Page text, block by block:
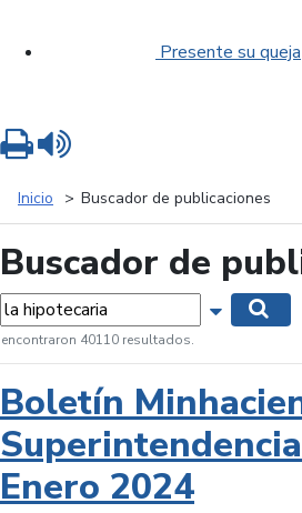
Presente su queja
Inicio Buscador de publicaciones
Buscador de
Mostrar
encontraron 40110 resultados.
Boletín
Enero 2024
Imprimir